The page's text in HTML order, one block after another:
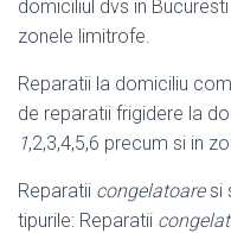
domiciliul dvs in Bucuresti
zonele limitrofe.
Reparatii la domiciliu
de reparatii frigidere la
1,2,3,4,5,6 precum si in
Reparatii congelatoaresi
tipurile: Reparatii